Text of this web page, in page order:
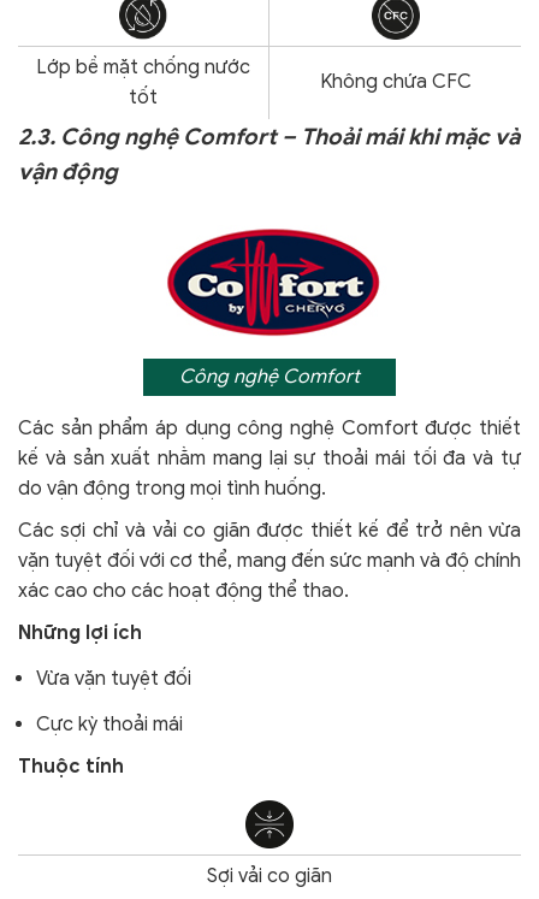
Lớp bề mặt chống nước
tốt
Không chứa CFC
2.3. Công nghệ Comfort – Thoải mái khi mặc và
vận động
Công nghệ Comfort
Các sản phẩm áp dụng công nghệ Comfortđược thiết
kế và sản xuất nhằm mang lại sự thoải mái tối đa và tự
do vận động trong mọi tình huống.
Các sợi chỉ và vải co giãn được thiết kế để trở nên vừa
vặn tuyệt đối với cơ thể, mang đến sức mạnh và độ chính
xác cao cho các hoạt động thể thao.
Những lợi ích
Vừa vặn tuyệt đối
Cực kỳ thoải mái
Thuộc tính
Sợi vải co giãn